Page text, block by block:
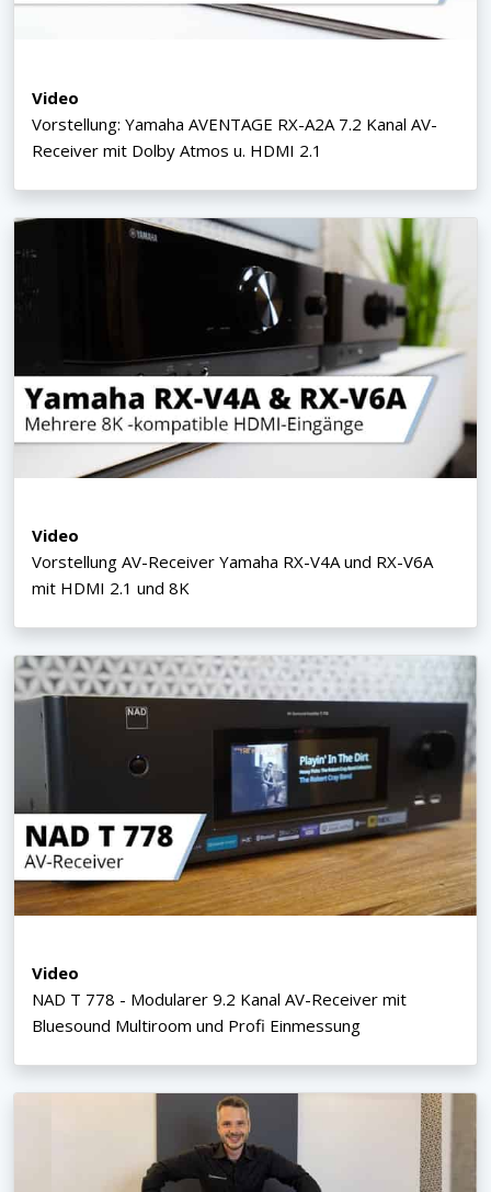
Video
Vorstellung: Yamaha AVENTAGE RX-A2A 7.2 Kanal AV-
Receiver mit Dolby Atmos u. HDMI 2.1
Video
Vorstellung AV-Receiver Yamaha RX-V4A und RX-V6A
mit HDMI 2.1 und 8K
Video
NAD T 778 - Modularer 9.2 Kanal AV-Receiver mit
Bluesound Multiroom und Profi Einmessung